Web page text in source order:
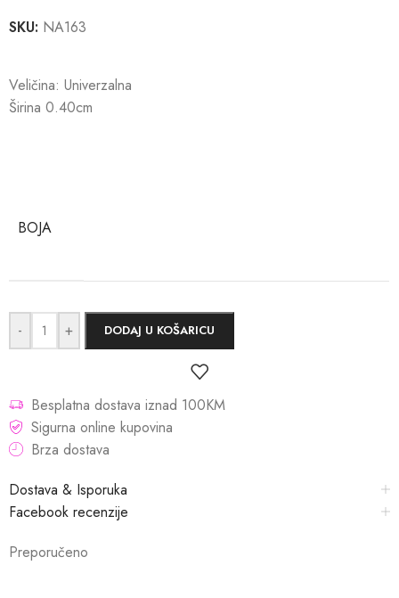
SKU: NA163
Veličina: Univerzalna
Širina 0.40cm
BOJA
- + DODAJ U KOŠARICU
Besplatna dostava iznad 100KM
Sigurna online kupovina
Brza dostava
Dostava & Isporuka
Facebook recenzije
Preporučeno